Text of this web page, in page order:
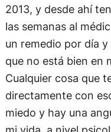
2013, y desde ahí
las semanas al
un remedio por día
que no está bien en
Cualquier cosa que
directamente con
miedo y hay una
mi vida, a nivel